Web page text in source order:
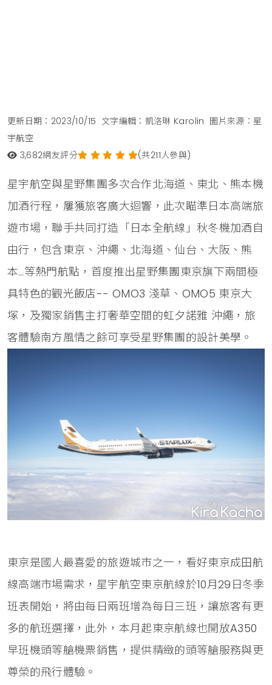
更新日期：2023/10/15 文字編輯：凱洛琳 Karolin 圖片來源：星
宇航空
3,682網友評分 (共211人參與)
星宇航空與星野集團多次合作北海道、東北、熊本機
加酒行程，屢獲旅客廣大迴響，此次瞄準日本高端旅
遊市場，聯手共同打造「日本全航線」秋冬機加酒自
由行，包含東京、沖繩、北海道、仙台、大阪、熊
本…等熱門航點，首度推出星野集團東京旗下兩間極
具特色的觀光飯店-- OMO3 淺草、OMO5 東京大
塚，及獨家銷售主打奢華空間的虹夕諾雅 沖繩，旅
客體驗南方風情之餘可享受星野集團的設計美學。
東京是國人最喜愛的旅遊城市之一，看好東京成田航
線高端市場需求，星宇航空東京航線於10月29日冬季
班表開始，將由每日兩班增為每日三班，讓旅客有更
多的航班選擇，此外，本月起東京航線也開放A350
早班機頭等艙機票銷售，提供精緻的頭等艙服務與更
尊榮的飛行體驗。